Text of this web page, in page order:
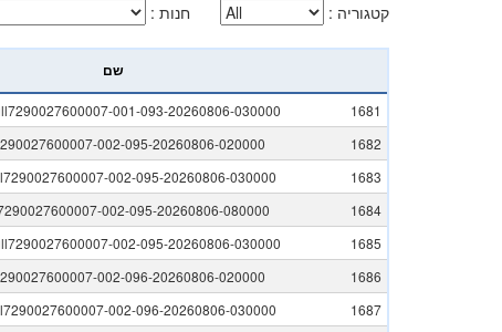
: חנות : קטגוריה
שם
001-093-20260806-030000
1681
002-095-20260806-020000
1682
002-095-20260806-030000
1683
002-095-20260806-080000
1684
002-095-20260806-030000
1685
002-096-20260806-020000
1686
002-096-20260806-030000
1687